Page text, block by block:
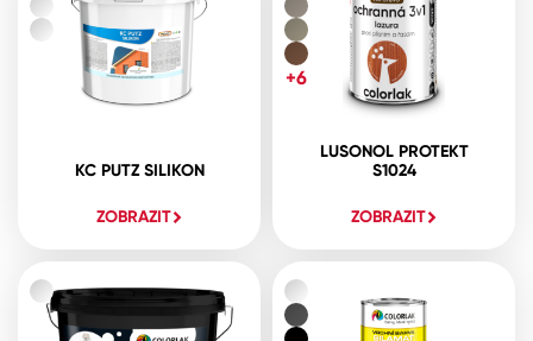
KC PUTZ SILIKON
ZOBRAZIT
LUSONOL PROTEKT
S1024
ZOBRAZIT
+6